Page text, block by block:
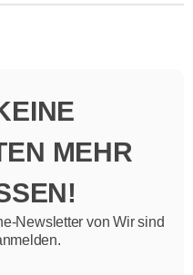
MEHR
Newsletter von Wir sind